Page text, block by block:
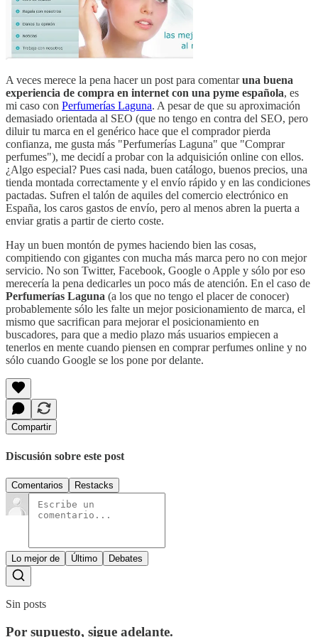
A veces merece la pena hacer un post para comentaruna buena
experiencia de compra en internet con una pyme española, es
mi caso con Perfumerías Laguna. A pesar de que su aproximación
demasiado orientada al SEO (que no tengo en contra del SEO, pero
diluir tu marca en el genérico hace que el comprador pierda
confianza, me gusta más "Perfumerías Laguna" que "Comprar
perfumes"), me decidí a probar con la adquisición online con ellos.
¿Algo especial? Pues casi nada, buen catálogo, buenos precios, una
tienda montada correctamente y el envío rápido y en las condiciones
pactadas. Sufren el talón de aquiles del comercio electrónico en
España, los caros gastos de envío, pero al menos abren la puerta a
enviar gratis a partir de cierto coste.
Hay un buen montón de pymes haciendo bien las cosas,
compitiendo con gigantes con mucha más marca pero no con mejor
servicio. No son Twitter, Facebook, Google o Apple y sólo por eso
merecería la pena dedicarles un poco más de atención. En el caso de
Perfumerías Laguna (a los que no tengo el placer de conocer)
probablemente sólo les falte un mejor posicionamiento de marca, el
mismo que sacrifican para mejorar el posicionamiento en
buscadores, para que a medio plazo más usuarios empiecen a
tenerlos en mente cuando piensen en comprar perfumes online y no
sólo cuando Google se los pone por delante.
Compartir
Discusión sobre este post
Comentarios Restacks
Lo mejor de Último Debates
Sin posts
Por supuesto, sigue adelante.